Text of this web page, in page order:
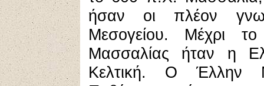
ήσαν οι πλέον
Μεσογείου. Μέχρι
Μασσαλίας ήταν η
Κελτική. Ο Έλλην